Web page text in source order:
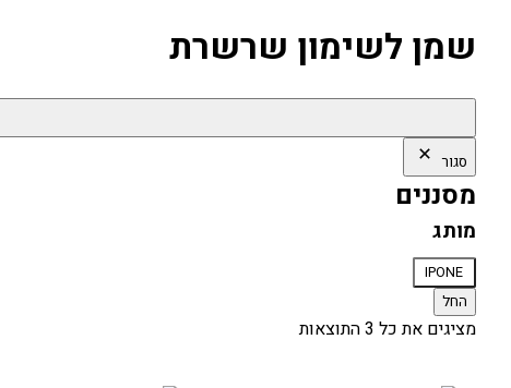
שמן לשימון שרשרת
סגור
מסננים
מותג
מותג
IPONE
החל
מציגים את כל ⁦3⁩ התוצאות